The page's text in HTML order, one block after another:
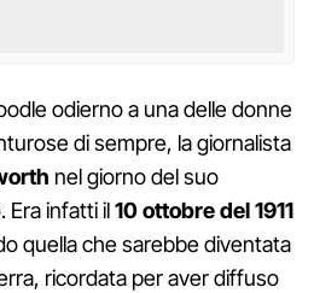
odierno a una delle donne
di sempre, la giornalista
nel giorno del suo
Era infatti il10 ottobre del 1911
quella che sarebbe diventata
ricordata per aver diffuso